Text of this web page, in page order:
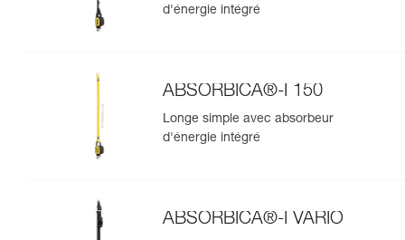
d'énergie intégré
ABSORBICA®-I 150
Longe simple avec absorbeur
d'énergie intégré
ABSORBICA®-I VARIO